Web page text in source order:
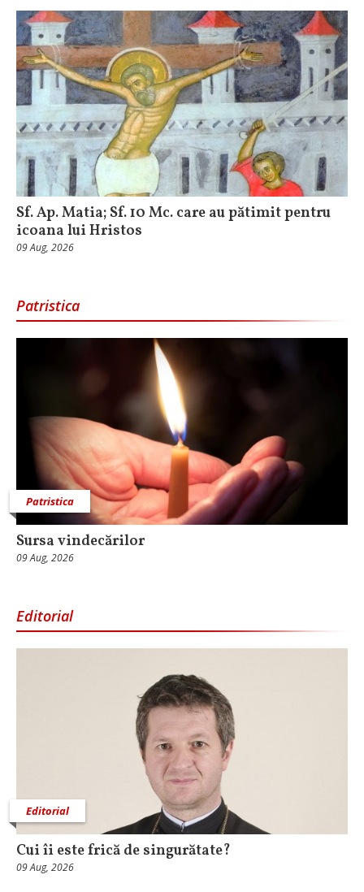
Sf. Ap. Matia; Sf. 10 Mc. care au pătimit pentru
icoana lui Hristos
09 Aug, 2026
Patristica
Patristica
Sursa vindecărilor
09 Aug, 2026
Editorial
Editorial
Cui îi este frică de singurătate?
09 Aug, 2026